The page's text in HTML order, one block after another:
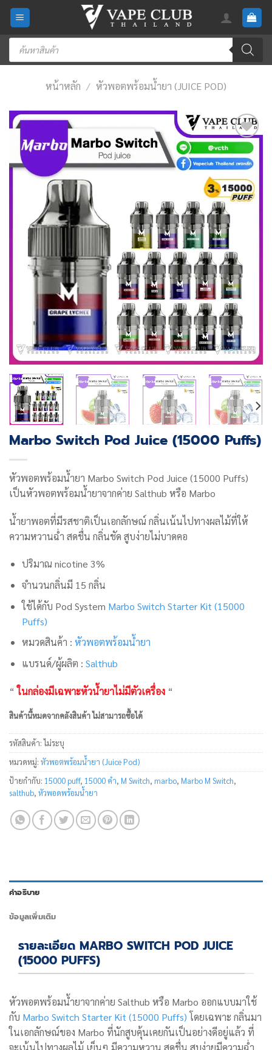
Skip
content
Products
search
หน้าหลัก / หัวพอตพร้อมน้ำยา (JUICE POD)
Add
to
wishlist
Marbo Switch Pod Juice (15000 Puffs)
หัวพอตพร้อมน้ำยา Marbo Switch Pod Juice (15000 Puffs)
เป็นหัวพอตพร้อมน้ำยาจากค่าย Salthub หรือ Marbo
น้ำยาพอตที่มีรสชาติเป็นเอกลักษณ์ กลิ่นเน้นไปทางผลไม้ที่ให้
ความหวานฉ่ำ สดชื่น กลิ่นชัด สูบง่ายไม่บาดคอ
ปริมาณ nicotine 3%
จำนวนกลิ่นมี 15 กลิ่น
ใช้ได้กับ Pod System Marbo Switch Starter Kit (15000
Puffs)
หมวดสินค้า : หัวพอตพร้อมน้ำยา
แบรนด์/ผู้ผลิต : Salthub
“ ในกล่องมีเฉพาะหัวน้ำยาไม่มีตัวเครื่อง “
สินค้านี้หมดจากคลังสินค้า ไม่สามารถซื้อได้
รหัสสินค้า:ไม่ระบุ
หมวดหมู่: หัวพอตพร้อมน้ำยา (Juice Pod)
ป้ายกำกับ: 15000 puff, 15000 คำ, M Switch, marbo, Marbo M Switch,
salthub, หัวพอดพร้อมน้ำยา
คำอธิบาย
ข้อมูลเพิ่มเติม
รายละเอียด MARBO SWITCH POD JUICE
(15000 PUFFS)
หัวพอตพร้อมน้ำยาจากค่าย Salthub หรือ Marbo ออกแบบมาใช้
กับ Marbo Switch Starter Kit (15000 Puffs) โดยเฉพาะ กลิ่นมา
ในเอกลักษณ์ของ Marbo ที่นักสูบคุ้นเคยกันเป็นอย่างดีอยู่แล้ว ที่
จะเน้นไปทางผลไม้ เย็นๆ มีความหวาน สดชื่น สูบง่ายมีความฉ่ำ